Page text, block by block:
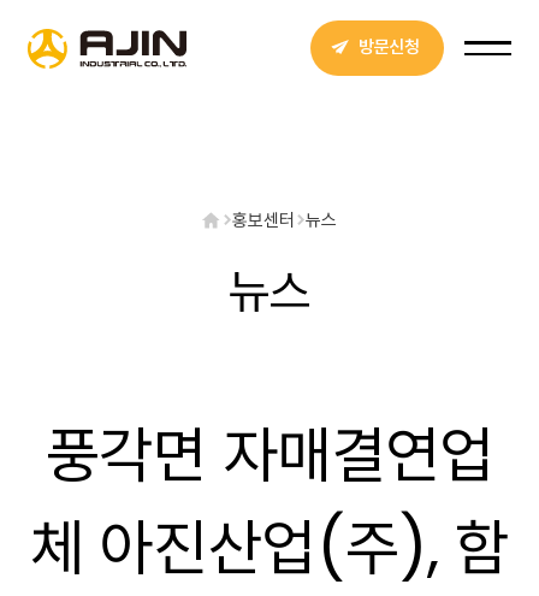
방문신청
홍보센터 뉴스
뉴스
풍각면 자매결연업
체 아진산업(주), 함